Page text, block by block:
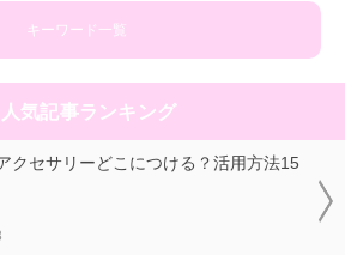
キーワード一覧
人気記事ランキング
クセサリーどこにつける？活用方法15